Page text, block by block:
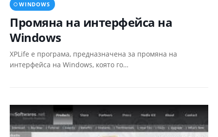
WINDOWS
Промяна на интерфейса на
Windows
XPLife e програма, предназначена за промяна на
интерфейса на Windows, която го…